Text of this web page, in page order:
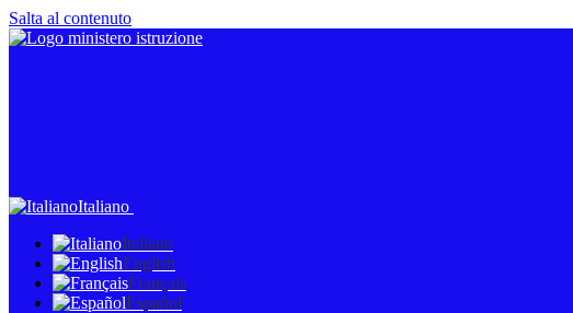
Salta al contenuto
Italiano
Italiano
English
Français
Español